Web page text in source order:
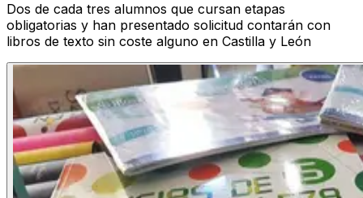
Dos de cada tres alumnos que cursan etapas
obligatorias y han presentado solicitud contarán con
libros de texto sin coste alguno en Castilla y León